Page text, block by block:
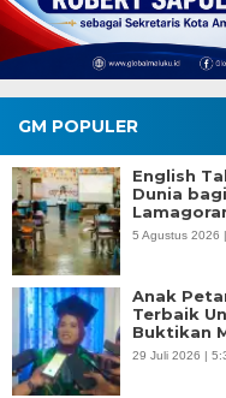
GM POPULER
English
Dunia
5 Agustus 2026
Anak
Terbaik
Buktikan
29 Juli 2026 |